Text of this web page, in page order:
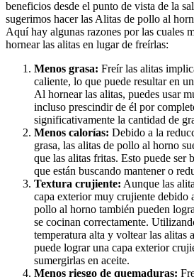
beneficios desde el punto de vista de la
sugerimos hacer las Alitas de pollo al
Aquí hay algunas razones por las cuales
hornear las alitas en lugar de freírlas:
Menos grasa: Freír las alitas
caliente, lo que puede resultar en
Al hornear las alitas, puedes usar
incluso prescindir de él por
significativamente la cantidad de
Menos calorías: Debido a la
grasa, las alitas de pollo al horno
que las alitas fritas. Esto puede ser
que están buscando mantener o
Textura crujiente: Aunque las
capa exterior muy crujiente debido
pollo al horno también pueden
se cocinan correctamente.
temperatura alta y voltear las alitas
puede lograr una capa exterior
sumergirlas en aceite.
Menos riesgo de quemaduras: